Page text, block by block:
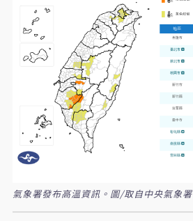
氣象署發布高溫資訊。圖/取自中央氣象署